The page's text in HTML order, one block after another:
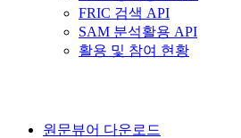
FRIC 검색 API
SAM 분석활용 API
활용 및 참여 현황
원문뷰어 다운로드